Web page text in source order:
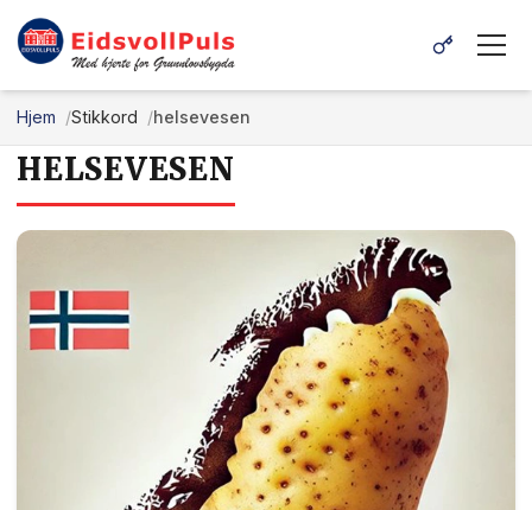
Hjem Stikkord helsevesen
HELSEVESEN